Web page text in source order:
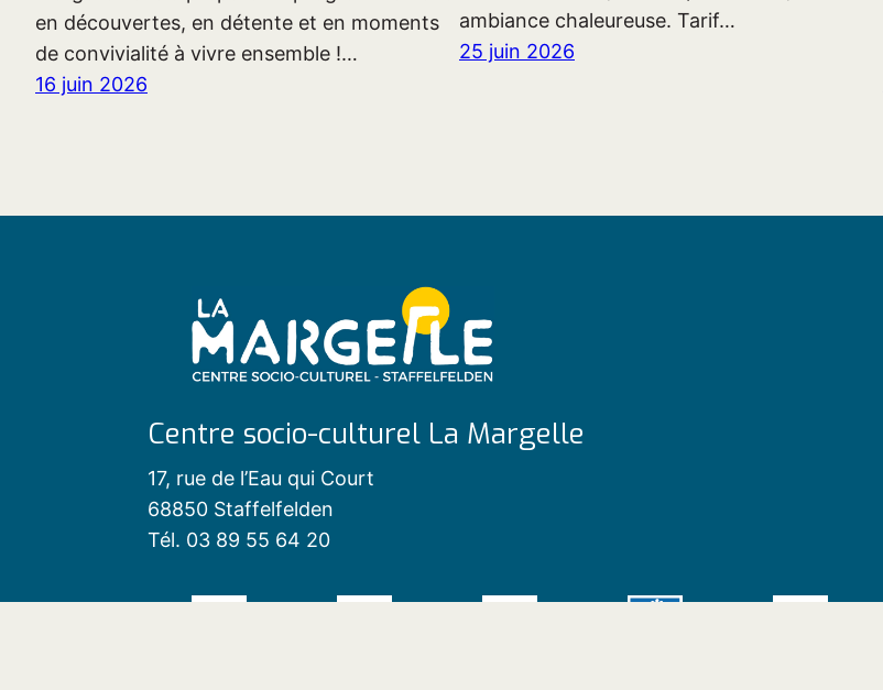
en découvertes, en détente et en moments
de convivialité à vivre ensemble !…
16 juin 2026
ambiance chaleureuse. Tarif…
25 juin 2026
Centre socio-culturel La Margelle
17, rue de l’Eau qui Court
68850 Staffelfelden
Tél. 03 89 55 64 20